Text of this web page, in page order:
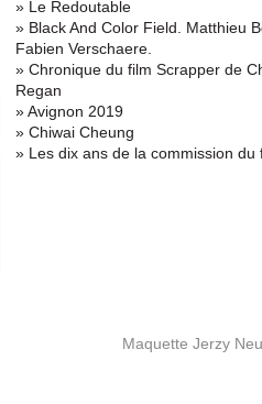
» Le Redoutable
» Black And Color Field. Matthieu
Fabien Verschaere.
» Chronique du film Scrapper de
Regan
» Avignon 2019
» Chiwai Cheung
» Les dix ans de la commission du
Maquette Jerzy